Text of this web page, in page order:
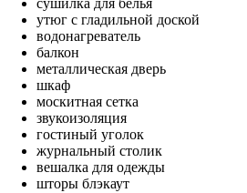
сушилка для белья
утюг с гладильной доской
водонагреватель
балкон
металлическая дверь
шкаф
москитная сетка
звукоизоляция
гостиный уголок
журнальный столик
вешалка для одежды
шторы блэкаут